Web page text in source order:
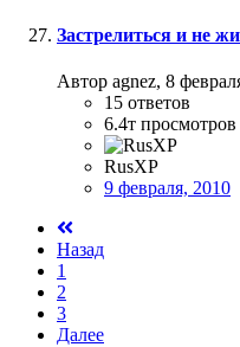
Застрелиться и не
Автор agnez, 8
15 ответов
6.4т просмотров
RusXP
9 февраля, 2010
Назад
1
2
3
Далее